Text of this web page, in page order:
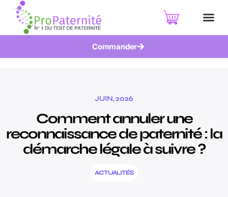
Commander
JUIN, 2026
Comment annuler une
reconnaissance de paternité : la
démarche légale à suivre ?
ACTUALITÉS